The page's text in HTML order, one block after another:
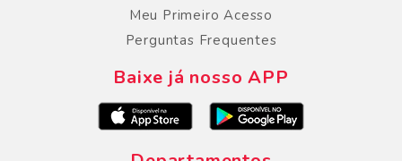
Meu Primeiro Acesso
Perguntas Frequentes
Baixe já nosso APP